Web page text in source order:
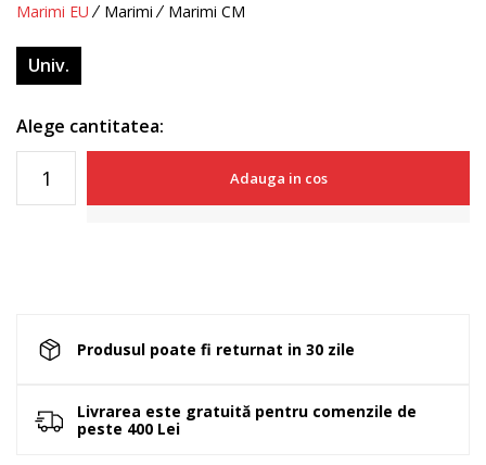
Marimi EU Marimi Marimi CM
Univ.
Alege cantitatea:
Adauga in cos
Produsul poate fi returnat in 30 zile
Livrarea este gratuită pentru comenzile de
peste 400 Lei